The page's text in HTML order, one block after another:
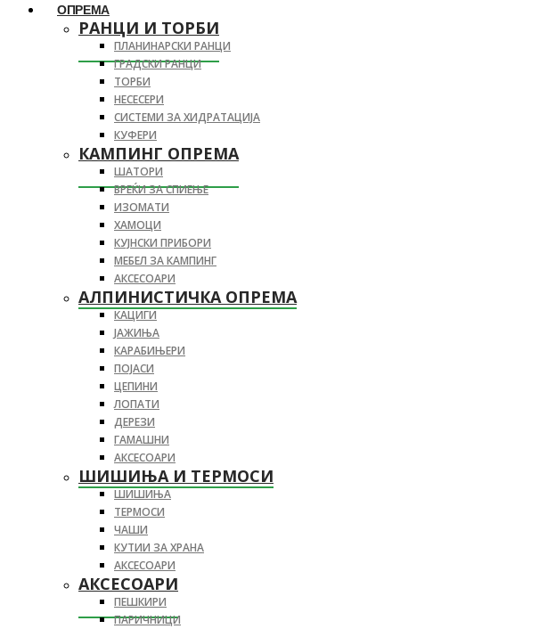
ОПРЕМА
РАНЦИ И ТОРБИ
ПЛАНИНАРСКИ РАНЦИ
ГРАДСКИ РАНЦИ
ТОРБИ
НЕСЕСЕРИ
СИСТЕМИ ЗА ХИДРАТАЦИЈА
КУФЕРИ
КАМПИНГ ОПРЕМА
ШАТОРИ
ВРЕЌИ ЗА СПИЕЊЕ
ИЗОМАТИ
ХАМОЦИ
КУЈНСКИ ПРИБОРИ
МЕБЕЛ ЗА КАМПИНГ
АКСЕСОАРИ
АЛПИНИСТИЧКА ОПРЕМА
КАЦИГИ
ЈАЖИЊА
КАРАБИЊЕРИ
ПОЈАСИ
ЦЕПИНИ
ЛОПАТИ
ДЕРЕЗИ
ГАМАШНИ
АКСЕСОАРИ
ШИШИЊА И ТЕРМОСИ
ШИШИЊА
ТЕРМОСИ
ЧАШИ
КУТИИ ЗА ХРАНА
АКСЕСОАРИ
АКСЕСОАРИ
ПЕШКИРИ
ПАРИЧНИЦИ